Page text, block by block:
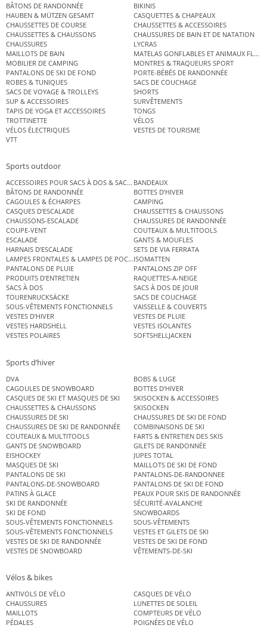
BÂTONS DE RANDONNÉE
BIKINIS
HAUBEN & MÜTZEN GESAMT
CASQUETTES & CHAPEAUX
CHAUSSETTES DE COURSE
CHAUSSETTES & ACCESSOIRES
CHAUSSETTES & CHAUSSONS
CHAUSSURES DE BAIN ET DE NATATION
CHAUSSURES
LYCRAS
MAILLOTS DE BAIN
MATELAS GONFLABLES ET ANIMAUX
MOBILIER DE CAMPING
MONTRES & TRAQUEURS SPORT
PANTALONS DE SKI DE FOND
PORTE-BÉBÉS DE RANDONNÉE
ROBES & TUNIQUES
SACS DE COUCHAGE
SACS DE VOYAGE & TROLLEYS
SHORTS
SUP & ACCESSOIRES
SURVÊTEMENTS
TAPIS DE YOGA ET ACCESSOIRES
TONGS
TROTTINETTE
VÉLOS
VÉLOS ÉLECTRIQUES
VESTES DE TOURISME
VTT
Sports outdoor
ACCESSOIRES POUR SACS À DOS & SACS ÉTANCHES
BANDEAUX
BÂTONS DE RANDONNÉE
BOTTES D’HIVER
CAGOULES & ÉCHARPES
CAMPING
CASQUES D’ESCALADE
CHAUSSETTES & CHAUSSONS
CHAUSSONS-ESCALADE
CHAUSSURES DE RANDONNÉE
COUPE-VENT
COUTEAUX & MULTITOOLS
ESCALADE
GANTS & MOUFLES
HARNAIS D’ESCALADE
SETS DE VIA FERRATA
LAMPES FRONTALES & LAMPES DE POCHEISOMATTEN
PANTALONS DE PLUIE
PANTALONS ZIP OFF
PRODUITS D’ENTRETIEN
RAQUETTES-A-NEIGE
SACS À DOS
SACS À DOS DE JOUR
TOURENRUCKSÄCKE
SACS DE COUCHAGE
SOUS-VÊTEMENTS FONCTIONNELS
VAISSELLE & COUVERTS
VESTES D’HIVER
VESTES DE PLUIE
VESTES HARDSHELL
VESTES ISOLANTES
VESTES POLAIRES
SOFTSHELLJACKEN
Sports d’hiver
DVA
BOBS & LUGE
CAGOULES DE SNOWBOARD
BOTTES D’HIVER
CASQUES DE SKI ET MASQUES DE SKI
SKISOCKEN & ACCESSOIRES
CHAUSSETTES & CHAUSSONS
SKISOCKEN
CHAUSSURES DE SKI
CHAUSSURES DE SKI DE FOND
CHAUSSURES DE SKI DE RANDONNÉE
COMBINAISONS DE SKI
COUTEAUX & MULTITOOLS
FARTS & ENTRETIEN DES SKIS
GANTS DE SNOWBOARD
GILETS DE RANDONNÉE
EISHOCKEY
JUPES TOTAL
MASQUES DE SKI
MAILLOTS DE SKI DE FOND
PANTALONS DE SKI
PANTALONS-DE-RANDONNEE
PANTALONS-DE-SNOWBOARD
PANTALONS DE SKI DE FOND
PATINS À GLACE
PEAUX POUR SKIS DE RANDONNÉE
SKI DE RANDONNÉE
SÉCURITÉ-AVALANCHE
SKI DE FOND
SNOWBOARDS
SOUS-VÊTEMENTS FONCTIONNELS
SOUS-VÊTEMENTS
SOUS-VÊTEMENTS FONCTIONNELS
VESTES ET GILETS DE SKI
VESTES DE SKI DE RANDONNÉE
VESTES DE SKI DE FOND
VESTES DE SNOWBOARD
VÊTEMENTS-DE-SKI
Vélos & bikes
ANTIVOLS DE VÉLO
CASQUES DE VÉLO
CHAUSSURES
LUNETTES DE SOLEIL
MAILLOTS
COMPTEURS DE VÉLO
PÉDALES
POIGNÉES DE VÉLO